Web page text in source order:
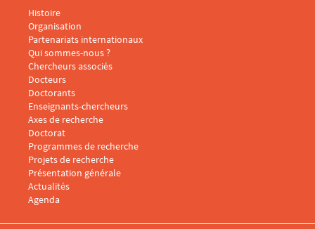
Menu footer CARISM 1
Histoire
Organisation
Partenariats internationaux
Qui sommes-nous ?
Menu footer CARISM 2
Chercheurs associés
Docteurs
Doctorants
Enseignants-chercheurs
Menu footer CARISM 3
Axes de recherche
Doctorat
Programmes de recherche
Projets de recherche
Présentation générale
Menu footer CARISM 4
Actualités
Agenda